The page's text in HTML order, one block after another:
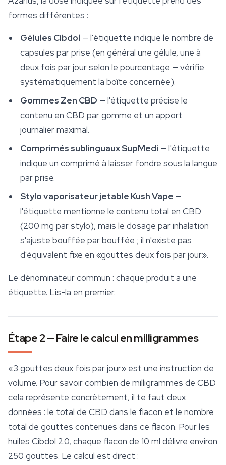
formes différentes :
Gélules Cibdol — l'étiquette indique le nombre de
capsules par prise (en général une gélule, une à
deux fois par jour selon le pourcentage — vérifie
systématiquement la boîte concernée).
Gommes Zen CBD — l'étiquette précise le
contenu en CBD par gomme et un apport
journalier maximal.
Comprimés sublinguaux SupMedi — l'étiquette
indique un comprimé à laisser fondre sous la langue
par prise.
Stylo vaporisateur jetable Kush Vape —
l'étiquette mentionne le contenu total en CBD
(200 mg par stylo), mais le dosage par inhalation
s'ajuste bouffée par bouffée ; il n'existe pas
d'équivalent fixe en «gouttes deux fois par jour».
Le dénominateur commun : chaque produit a une
étiquette. Lis-la en premier.
Étape 2 — Faire le calcul en milligrammes
«3 gouttes deux fois par jour» est une instruction de
volume. Pour savoir combien de milligrammes de CBD
cela représente concrètement, il te faut deux
données : le total de CBD dans le flacon et le nombre
total de gouttes contenues dans ce flacon. Pour les
huiles Cibdol 2.0, chaque flacon de 10 ml délivre environ
250 gouttes. Le calcul est direct :